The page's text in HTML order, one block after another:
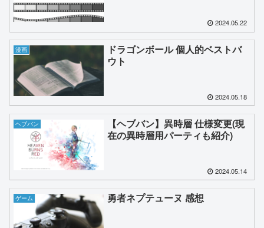
2024.05.22
漫画
ドラゴンボール 個人的ベストバ
ウト
2024.05.18
ヘブバン
【ヘブバン】異時層 仕様変更(現
在の異時層用パーティも紹介)
2024.05.14
ゲーム 勇者ネプテューヌ 感想